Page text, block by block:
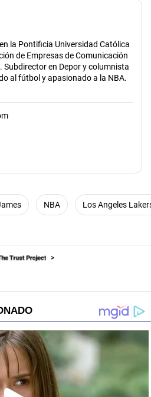
la Pontificia Universidad Católica
de Empresas de Comunicación
Subdirector en Depor y columnista
al fútbol y apasionado a la NBA.
NBA Los Angeles